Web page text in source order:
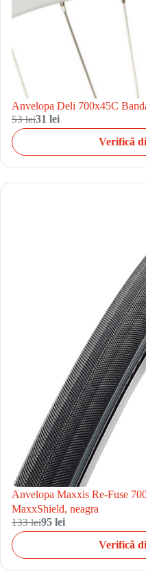
Anvelopa Deli 700x45C
53 lei31 lei
Verifică
Anvelopa Maxxis Re-Fuse
MaxxShield, neagra
133 lei95 lei
Verifică